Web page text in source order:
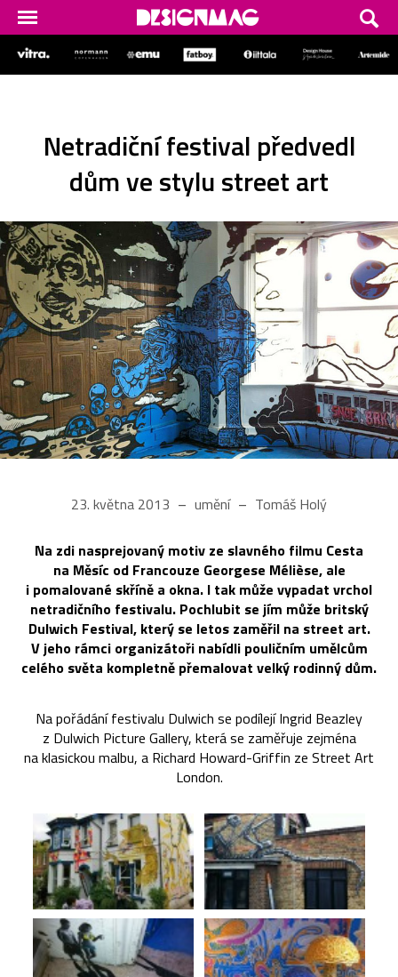
Netradiční festival předvedl
dům ve stylu street art
23. května 2013 umění Tomáš Holý
Na zdi nasprejovaný motiv ze slavného filmu Cesta
na Měsíc od Francouze Georgese Mélièse, ale
i pomalované skříně a okna. I tak může vypadat vrchol
netradičního festivalu. Pochlubit se jím může britský
Dulwich Festival, který se letos zaměřil na street art.
V jeho rámci organizátoři nabídli pouličním umělcům
celého světa kompletně přemalovat velký rodinný dům.
Na pořádání festivalu Dulwich se podílejí Ingrid Beazley
z Dulwich Picture Gallery, která se zaměřuje zejména
na klasickou malbu, a Richard Howard-Griffin ze Street Art
London.